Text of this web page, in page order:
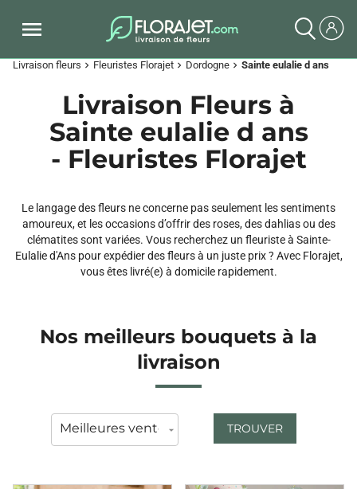
Livraison fleurs chevron_right Fleuristes Florajet chevron_right Dordogne chevron_right Sainte eulalie d ans
Livraison Fleurs à
Sainte eulalie d ans
- Fleuristes Florajet
Le langage des fleurs ne concerne pas seulement les sentiments
amoureux, et les occasions d’offrir des roses, des dahlias ou des
clématites sont variées. Vous recherchez un fleuriste à Sainte-
Eulalie d'Ans pour expédier des fleurs à un juste prix ? Avec Florajet,
vous êtes livré(e) à domicile rapidement.
Nos meilleurs bouquets à la
livraison
TROUVER